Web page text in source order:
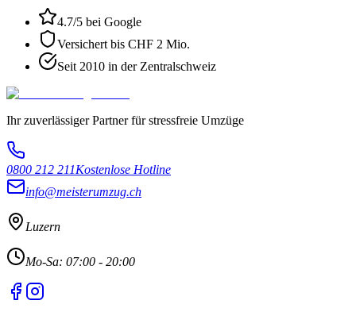
4.7/5 bei Google
Versichert bis CHF 2 Mio.
Seit 2010 in der Zentralschweiz
Ihr zuverlässiger Partner für stressfreie Umzüge
0800 212 211Kostenlose Hotline
info@meisterumzug.ch
Luzern
Mo-Sa: 07:00 - 20:00